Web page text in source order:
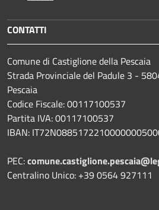
CONTATTI
Comune di Castiglione della Pescaia
Strada Provinciale del Padule 3 -
Pescaia
Codice Fiscale: 00117100537
Partita IVA: 00117100537
IBAN:
PEC:
Centralino Unico: +39 0564 927111